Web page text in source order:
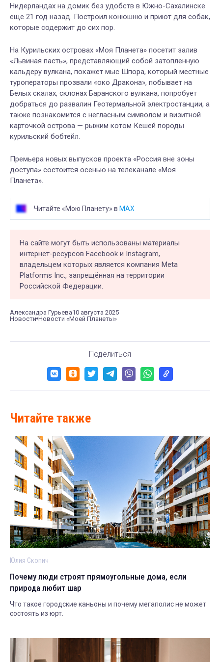
Нидерландах на домик без удобств в Южно-Сахалинске
еще 21 год назад. Построил конюшню и приют для собак,
которые содержит до сих пор.
На Курильских островах «Моя Планета» посетит залив
«Львиная пасть», представляющий собой затопленную
кальдеру вулкана, покажет мыс Шпора, который местные
туроператоры прозвали «око Дракона», побывает на
Белых скалах, склонах Баранского вулкана, попробует
добраться до развалин Геотермальной электростанции, а
также познакомится с негласным символом и визитной
карточкой острова — рыжим котом Кешей породы
курильский бобтейл.
Премьера новых выпусков проекта «Россия вне зоны
доступа» состоится осенью на телеканале «Моя
Планета».
Читайте «Мою Планету» в MAX
На сайте могут быть использованы материалы
интернет-ресурсов Facebook и Instagram,
владельцем которых является компания Meta
Platforms Inc., запрещённая на территории
Российской Федерации.
Александра Гурьева10 августа 2025
Новости Новости «Моей Планеты»
Поделиться
Читайте также
Юлия Скопич
Почему люди строят прямоугольные дома, если
природа любит шар
Что такое городские каньоны и почему мегаполис не может
состоять из юрт.